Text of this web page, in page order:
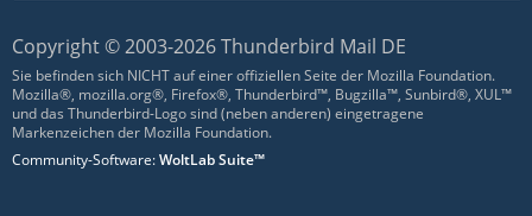
Copyright © 2003-2026 Thunderbird Mail DE
Sie befinden sich NICHT auf einer offiziellen Seite der Mozilla Foundation.
Mozilla®, mozilla.org®, Firefox®, Thunderbird™, Bugzilla™, Sunbird®, XUL™
und das Thunderbird-Logo sind (neben anderen) eingetragene
Markenzeichen der Mozilla Foundation.
Community-Software:WoltLab Suite™